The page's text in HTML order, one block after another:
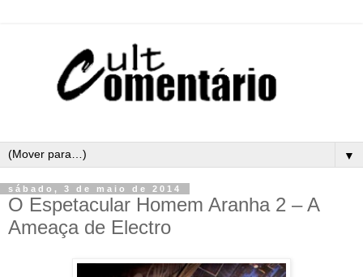
▼
sábado, 3 de maio de 2014
O Espetacular Homem Aranha 2 – A
Ameaça de Electro